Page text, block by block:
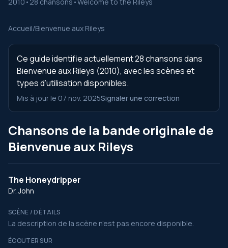
Accueil/Bienvenue aux Rileys
Ce guide identifie actuellement 28 chansons dans
Bienvenue aux Rileys (2010), avec les scènes et
types d’utilisation disponibles.
Mis à jour le 07 nov. 2025Signaler une correction
Chansons de la bande originale de
Bienvenue aux Rileys
The Honeydripper
Dr. John
SCÈNE / DÉTAILS
La description de la scène n’est pas encore disponible.
ÉCOUTER SUR